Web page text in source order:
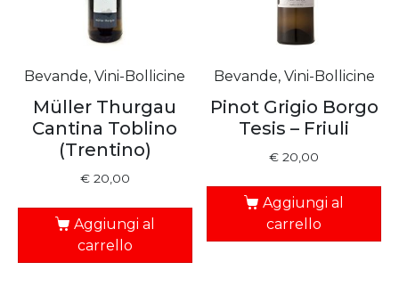
Bevande, Vini-Bollicine
Müller Thurgau
Cantina Toblino
(Trentino)
€20,00
Aggiungi al
carrello
Bevande, Vini-Bollicine
Pinot Grigio Borgo
Tesis – Friuli
€ 20,00
Aggiungi al
carrello